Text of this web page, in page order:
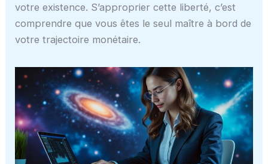
votre existence. S’approprier cette liberté, c’est
comprendre que vous êtes le seul maître à bord de
votre trajectoire monétaire.